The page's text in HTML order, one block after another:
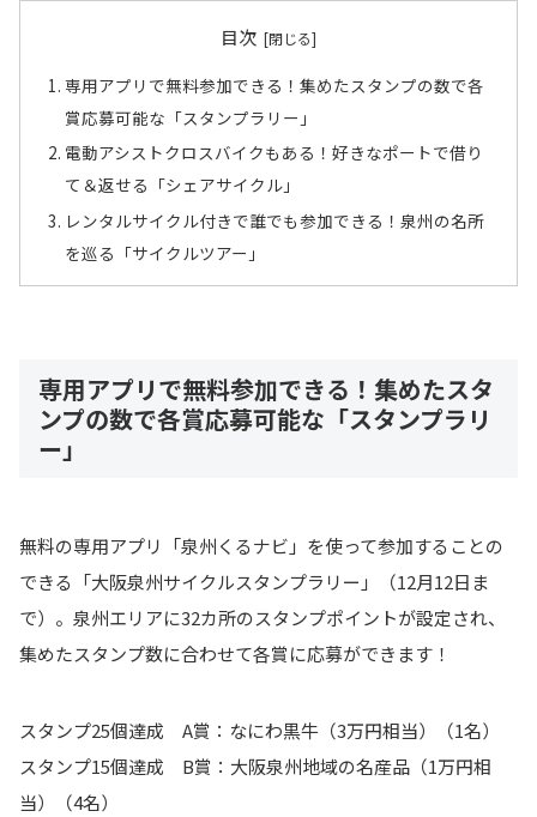
目次
専用アプリで無料参加できる！集めたスタンプの数で各
賞応募可能な「スタンプラリー」
電動アシストクロスバイクもある！好きなポートで借り
て＆返せる「シェアサイクル」
レンタルサイクル付きで誰でも参加できる！泉州の名所
を巡る「サイクルツアー」
専用アプリで無料参加できる！集めたスタ
ンプの数で各賞応募可能な「スタンプラリ
ー」
無料の専用アプリ「泉州くるナビ」を使って参加することの
できる「大阪泉州サイクルスタンプラリー」（12月12日ま
で）。泉州エリアに32カ所のスタンプポイントが設定され、
集めたスタンプ数に合わせて各賞に応募ができます！
スタンプ25個達成 A賞：なにわ黒牛（3万円相当）（1名）
スタンプ15個達成 B賞：大阪泉州地域の名産品（1万円相
当）（4名）